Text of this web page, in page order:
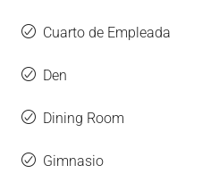
Cuarto de Empleada
Den
Dining Room
Gimnasio